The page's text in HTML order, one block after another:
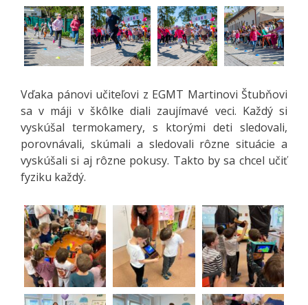
Vďaka pánovi učiteľovi z EGMT Martinovi Štubňovi
sa v máji v škôlke diali zaujímavé veci. Každý si
vyskúšal termokamery, s ktorými deti sledovali,
porovnávali, skúmali a sledovali rôzne situácie a
vyskúšali si aj rôzne pokusy. Takto by sa chcel učiť
fyziku každý.